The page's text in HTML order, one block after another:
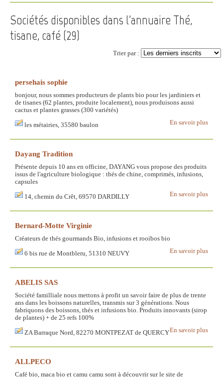
Sociétés disponibles dans l'annuaire Thé,
tisane, café (29)
Trier par :
persehais sophie
bonjour, nous sommes producteurs de plants bio pour les jardiniers et
de tisanes (62 plantes, produite localement), nous produisons aussi
cactus et plantes grasses (300 variétés)
En savoir plus
les métairies, 35580 baulon
Dayang Tradition
Présente depuis 10 ans en officine, DAYANG vous propose des produits
issus de l'agriculture biologique : thés de chine, comprimés, infusions,
capsules
En savoir plus
14, chemin du Crêt, 69570 DARDILLY
Bernard-Motte Virginie
Créateurs de thés gourmands Bio, infusions et rooibos bio
En savoir plus
6 bis rue de Montbleru, 51310 NEUVY
ABELIS SAS
Société familliale nous mettons à profit un savoir faire de plus de trente
ans dans les boissons naturelles, transmis sur 3 générations. Nous
fabriquons des boissons, thés et infusions bio. Produits innovants (sirop
de plantes) + de 25 refs 100%
En savoir plus
ZA Barraque Nord, 82270 MONTPEZAT de QUERCY
ALLPECO
Café bio, maca bio et camu camu sont à découvrir sur le site de